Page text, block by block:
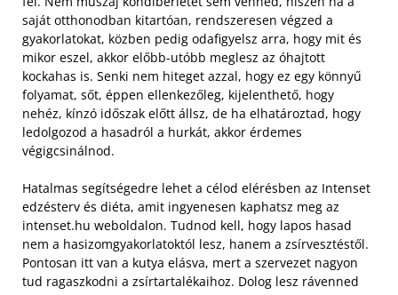
saját otthonodban kitartóan, rendszeresen végzed a
gyakorlatokat, közben pedig odafigyelsz arra, hogy mit és
mikor eszel, akkor előbb-utóbb meglesz az óhajtott
kockahas is. Senki nem hiteget azzal, hogy ez egy könnyű
folyamat, sőt, éppen ellenkezőleg, kijelenthető, hogy
nehéz, kínzó időszak előtt állsz, de ha elhatároztad, hogy
ledolgozod a hasadról a hurkát, akkor érdemes
végigcsinálnod.
Hatalmas segítségedre lehet a célod elérésben az Intenset
edzésterv és diéta, amit ingyenesen kaphatsz meg az
intenset.hu weboldalon. Tudnod kell, hogy lapos hasad
nem a hasizomgyakorlatoktól lesz, hanem a zsírvesztéstől.
Pontosan itt van a kutya elásva, mert a szervezet nagyon
tud ragaszkodni a zsírtartalékaihoz. Dolog lesz rávenned